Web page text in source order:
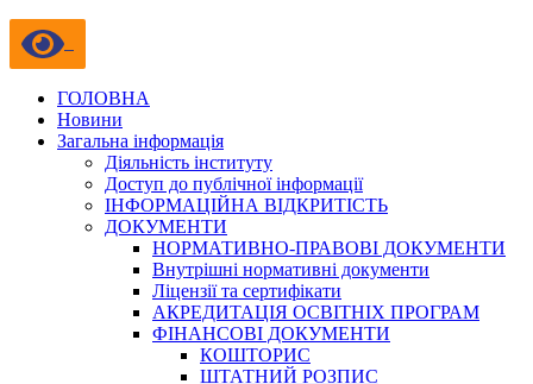
ГОЛОВНА
Новини
Загальна інформація
Діяльність інституту
Доступ до публічної інформації
ІНФОРМАЦІЙНА ВІДКРИТІСТЬ
ДОКУМЕНТИ
НОРМАТИВНО-ПРАВОВІ ДОКУМЕНТИ
Внутрішні нормативні документи
Ліцензії та сертифікати
АКРЕДИТАЦІЯ ОСВІТНІХ ПРОГРАМ
ФІНАНСОВІ ДОКУМЕНТИ
КОШТОРИС
ШТАТНИЙ РОЗПИС